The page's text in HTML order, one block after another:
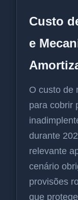
Custo
e
O custo de
para cobrir
durante
relevante
cenário
provisões
que